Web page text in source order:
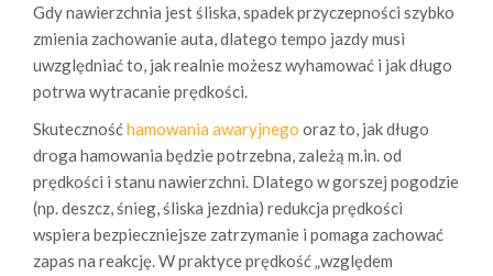
Gdy nawierzchnia jest śliska, spadek przyczepności szybko
zmienia zachowanie auta, dlatego tempo jazdy musi
uwzględniać to, jak realnie możesz wyhamować i jak długo
potrwa wytracanie prędkości.
Skutecznośćhamowania awaryjnego oraz to, jak długo
droga hamowania będzie potrzebna, zależą m.in. od
prędkości i stanu nawierzchni. Dlatego w gorszej pogodzie
(np. deszcz, śnieg, śliska jezdnia) redukcja prędkości
wspiera bezpieczniejsze zatrzymanie i pomaga zachować
zapas na reakcję. W praktyce prędkość „względem